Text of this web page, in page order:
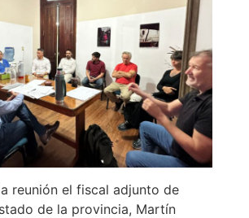
reunión el fiscal adjunto de
de la provincia, Martín